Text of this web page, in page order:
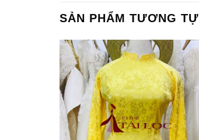
SẢN PHẨM TƯƠNG TỰ